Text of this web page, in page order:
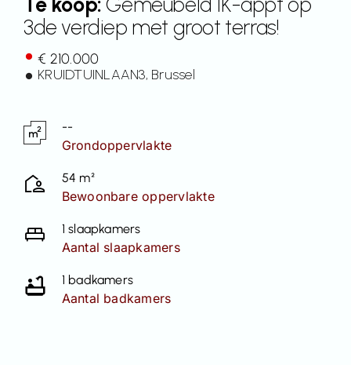
Contact
3de verdiep met groot terras!
€ 210.000
KRUIDTUINLAAN3, Brussel
--
Grondoppervlakte
54 m²
Bewoonbare oppervlakte
1 slaapkamers
Aantal slaapkamers
1 badkamers
Aantal badkamers